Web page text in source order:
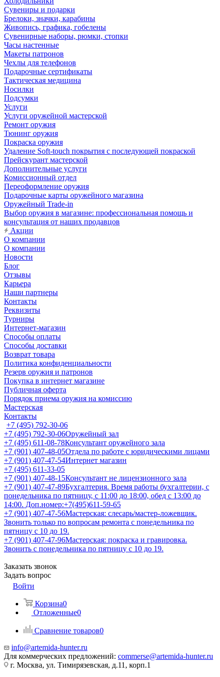
Сувениры и подарки
Брелоки, значки, карабины
Живопись, графика, гобелены
Сувенирные наборы, рюмки, стопки
Часы настенные
Макеты патронов
Чехлы для телефонов
Подарочные сертификаты
Тактическая медицина
Носилки
Подсумки
Услуги
Услуги оружейной мастерской
Ремонт оружия
Тюнинг оружия
Покраска оружия
Удаление Soft-touch покрытия с последующей покраской
Прейскурант мастерской
Дополнительные услуги
Комиссионный отдел
Переоформление оружия
Подарочные карты оружейного магазина
Оружейный Trade-in
Выбор оружия в магазине: профессиональная помощь и
консультация от наших продавцов
Акции
О компании
О компании
Новости
Блог
Отзывы
Карьера
Наши партнеры
Контакты
Реквизиты
Турниры
Интернет-магазин
Способы оплаты
Способы доставки
Возврат товара
Политика конфиденциальности
Резерв оружия и патронов
Покупка в интернет магазине
Публичная оферта
Порядок приема оружия на комиссию
Мастерская
Контакты
+7 (495) 792-30-06
+7 (495) 792-30-06Оружейный зал
+7 (495) 611-08-78Консультант оружейного зала
+7 (901) 407-48-05Отдела по работе с юридическими лицами
+7 (901) 407-47-54Интернет магазин
+7 (495) 611-33-05
+7 (901) 407-48-15Консультант не лицензионного зала
+7 (901) 407-47-89Бухгалтерия. Время работы бухгалтерии, с
понедельника по пятницу, с 11:00 до 18:00, обед с 13:00 до
14:00. Доп.номер:+7(495)611-59-65
+7 (901) 407-47-56Мастерская: слесарь/мастер-ложевщик.
Звонить только по вопросам ремонта с понедельника по
пятницу с 10 до 19.
+7 (901) 407-47-96Мастерская: покраска и гравировка.
Звонить с понедельника по пятницу с 10 до 19.
Заказать звонок
Задать вопрос
Войти
Корзина0
Отложенные0
Сравнение товаров0
info@artemida-hunter.ru
Для коммерческих предложений: commerse@artemida-hunter.ru
г. Москва, ул. Тимирязевская, д.11, корп.1